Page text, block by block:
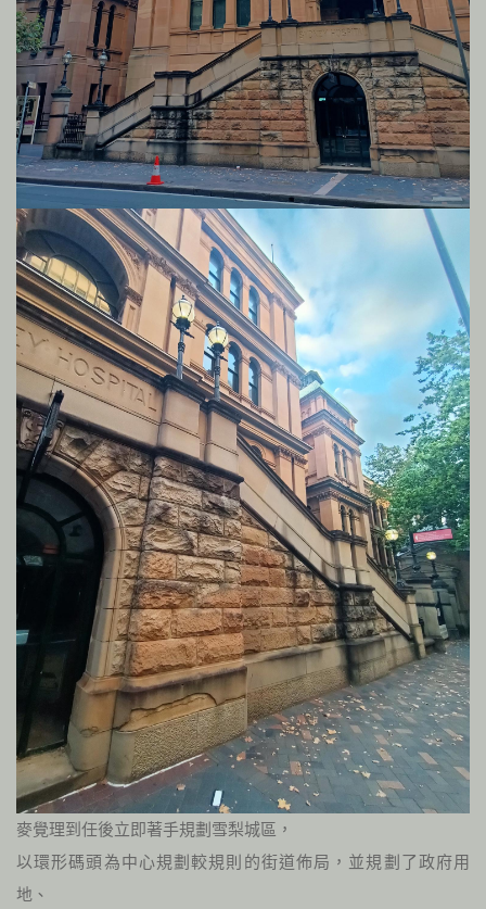
麥覺理到任後立即著手規劃雪梨城區，
以環形碼頭為中心規劃較規則的街道佈局，並規劃了政府用
地、